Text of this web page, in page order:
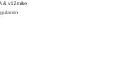
& v12mike